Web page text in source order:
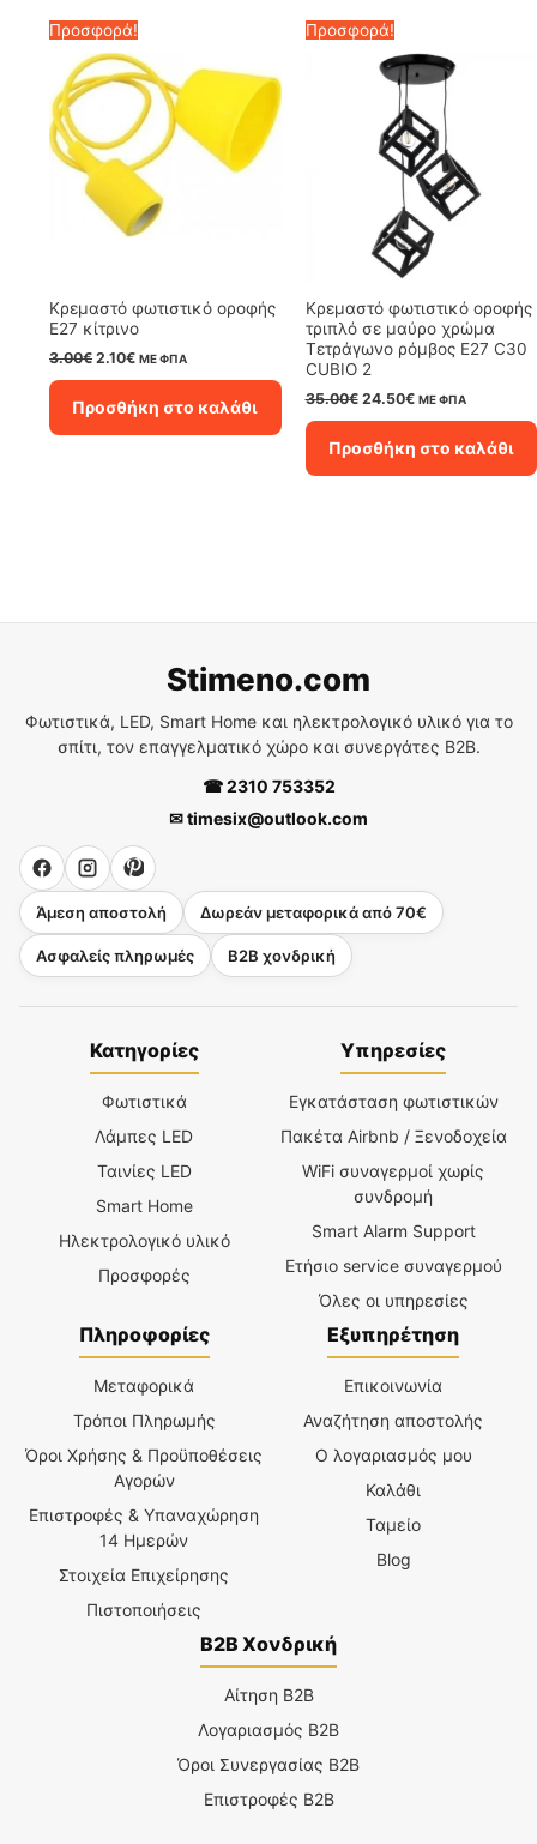
Προσφορά!
Κρεμαστό φωτιστικό οροφής
E27 κίτρινο
3.00€ Original
3.00€.
2.10€Η
είναι:
2.10€.
ΜΕ ΦΠΑ
Προσθήκη στο καλάθι
Προσφορά!
Κρεμαστό φωτιστικό οροφής
τριπλό σε μαύρο χρώμα
Τετράγωνο ρόμβος E27 C30
CUBIO 2
35.00€ Original
35.00€.
24.50€Η
είναι:
24.50€.
ΜΕ ΦΠΑ
Προσθήκη στο καλάθι
Stimeno.com
Φωτιστικά, LED, Smart Home και ηλεκτρολογικό υλικό για το
σπίτι, τον επαγγελματικό χώρο και συνεργάτες B2B.
☎ 2310 753352
✉ timesix@outlook.com
Άμεση αποστολή Δωρεάν μεταφορικά από 70€
Ασφαλείς πληρωμές B2B χονδρική
Κατηγορίες
Φωτιστικά
Λάμπες LED
Ταινίες LED
Smart Home
Ηλεκτρολογικό υλικό
Προσφορές
Υπηρεσίες
Εγκατάσταση φωτιστικών
Πακέτα Airbnb / Ξενοδοχεία
WiFi συναγερμοί χωρίς
συνδρομή
Smart Alarm Support
Ετήσιο service συναγερμού
Όλες οι υπηρεσίες
Πληροφορίες
Μεταφορικά
Τρόποι Πληρωμής
Όροι Χρήσης & Προϋποθέσεις
Αγορών
Επιστροφές & Υπαναχώρηση
14 Ημερών
Στοιχεία Επιχείρησης
Πιστοποιήσεις
Εξυπηρέτηση
Επικοινωνία
Αναζήτηση αποστολής
Ο λογαριασμός μου
Καλάθι
Ταμείο
Blog
B2B Χονδρική
Αίτηση B2B
Λογαριασμός B2B
Όροι Συνεργασίας B2B
Επιστροφές B2B